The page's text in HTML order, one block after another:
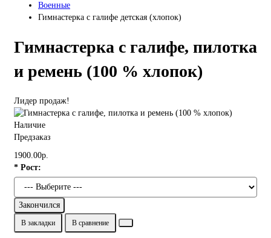
Военные
Гимнастерка с галифе детская (хлопок)
Гимнастерка с галифе, пилотка
и ремень (100 % хлопок)
Лидер продаж!
Наличие
Предзаказ
1900.00р.
* Рост:
Закончился
В закладки В сравнение